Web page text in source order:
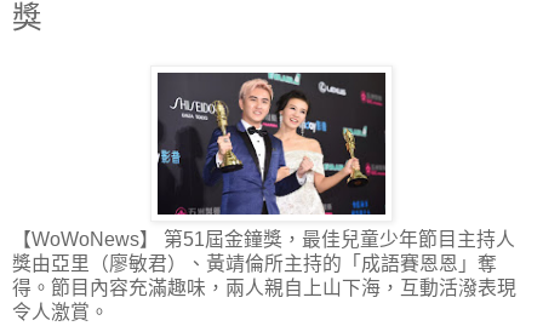
獎
【WoWoNews】 第51屆金鐘獎，最佳兒童少年節目主持人
獎由亞里（廖敏君）、黃靖倫所主持的「成語賽恩恩」奪
得。節目內容充滿趣味，兩人親自上山下海，互動活潑表現
令人激賞。